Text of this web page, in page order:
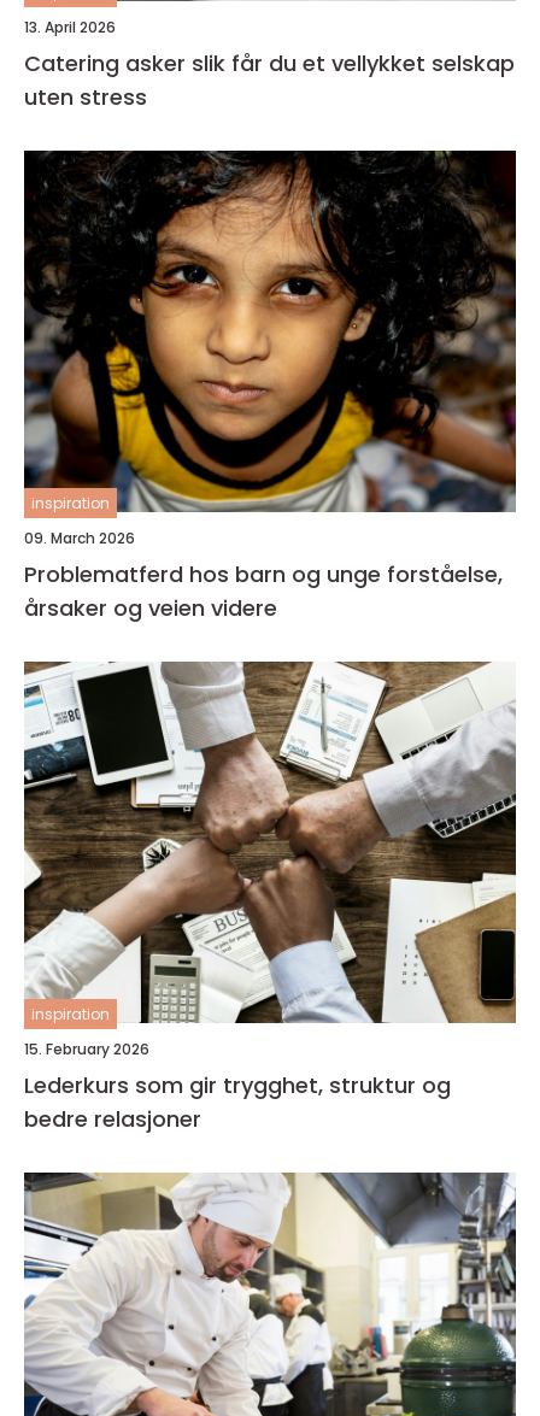
13. April 2026
Catering asker slik får du et vellykket selskap
uten stress
inspiration
09. March 2026
Problematferd hos barn og unge forståelse,
årsaker og veien videre
inspiration
15. February 2026
Lederkurs som gir trygghet, struktur og
bedre relasjoner